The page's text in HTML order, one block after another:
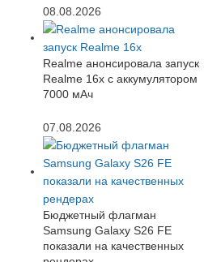
08.08.2026
Realme анонсировала запуск
Realme 16x с аккумулятором
7000 мАч
07.08.2026
Бюджетный флагман
Samsung Galaxy S26 FE
показали на качественных